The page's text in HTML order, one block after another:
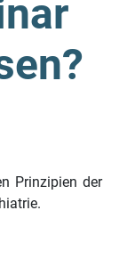
Prinzipien der